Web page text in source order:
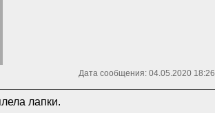
Дата сообщения: 04.05.2020 18:26
лапки.